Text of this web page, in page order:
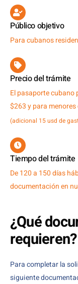
Público objetivo
Para cubanos
Precio del trámite
El pasaporte cubano
$263 y para
(adicional 15 usd de
Tiempo del trámite
De 120 a 150 días
documentación en
¿Qué
requieren?
Para completar la
siguiente